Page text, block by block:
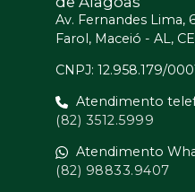
Av. Fernandes Lima,
Farol, Maceió - AL,
CNPJ: 12.958.179/
Atendimento
(82) 3512.5999
Atendimento
(82) 98833.9407